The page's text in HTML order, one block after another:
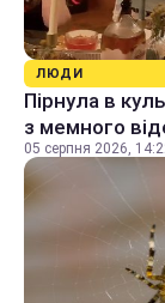
ЛЮДИ
Пірнула в
з мемного
05 серпня 2026,